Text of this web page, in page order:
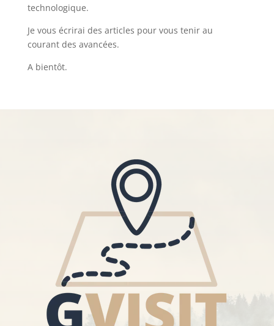
technologique.
Je vous écrirai des articles pour vous tenir au
courant des avancées.
A bientôt.